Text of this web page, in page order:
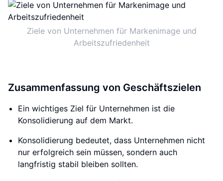
Ziele von Unternehmen für Markenimage und
Arbeitszufriedenheit
Zusammenfassung von Geschäftszielen
Ein wichtiges Ziel für Unternehmen ist die
Konsolidierung auf dem Markt.
Konsolidierung bedeutet, dass Unternehmen nicht
nur erfolgreich sein müssen, sondern auch
langfristig stabil bleiben sollten.